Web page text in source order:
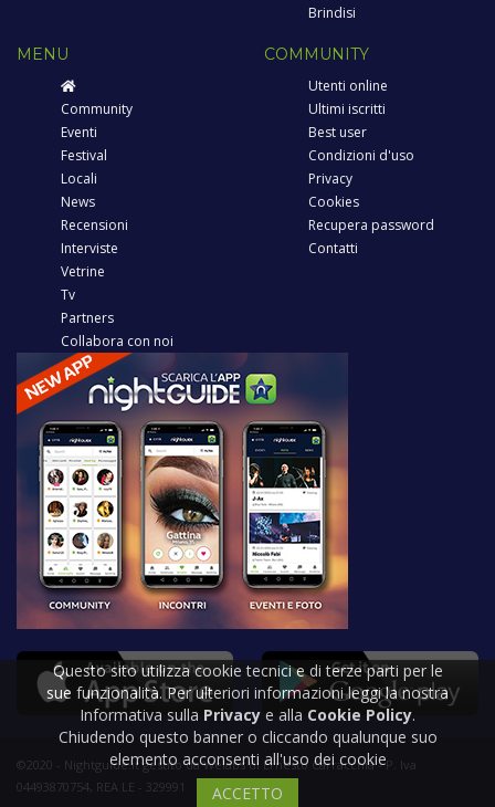
Brindisi
MENU
Community
Eventi
Festival
Locali
News
Recensioni
Interviste
Vetrine
Tv
Partners
Collabora con noi
COMMUNITY
Utenti online
Ultimi iscritti
Best user
Condizioni d'uso
Privacy
Cookies
Recupera password
Contatti
©2020 - Nightguide.it gestito da Welabs di Ernesto Carracchia - P. Iva
04493870754, REA LE - 329991
Questo sito utilizza cookie tecnici e di terze parti per le
sue funzionalità. Per ulteriori informazioni leggi la nostra
Informativa sulla Privacy e alla Cookie Policy.
Chiudendo questo banner o cliccando qualunque suo
elemento acconsenti all'uso dei cookie
ACCETTO